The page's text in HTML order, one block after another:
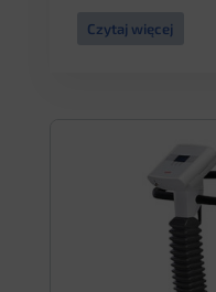
Czytaj więcej